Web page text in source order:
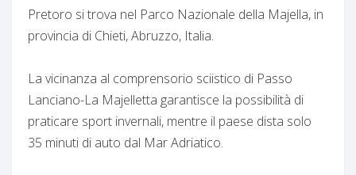
Pretoro si trova nel Parco Nazionale della Majella, in
provincia di Chieti, Abruzzo, Italia.
La vicinanza al comprensorio sciistico di Passo
Lanciano-La Majelletta garantisce la possibilità di
praticare sport invernali, mentre il paese dista solo
35 minuti di auto dal Mar Adriatico.